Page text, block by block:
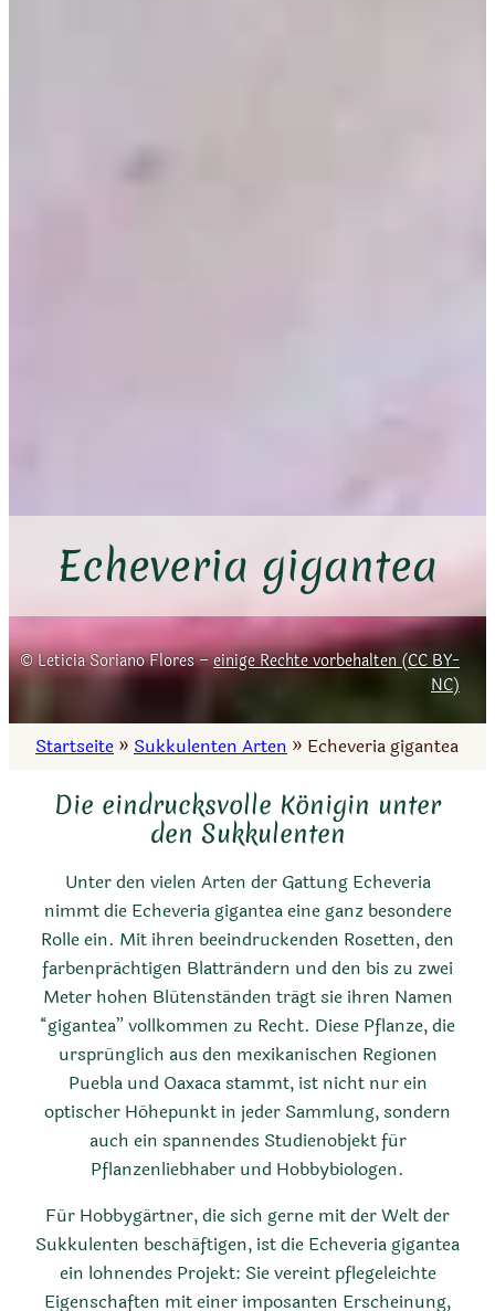
Echeveria gigantea
Leticia Soriano Flores –einige Rechte vorbehalten (CC BY-
NC)
Startseite » Sukkulenten Arten » Echeveria gigantea
Die eindrucksvolle Königin unter
den Sukkulenten
Unter den vielen Arten der Gattung Echeveria
nimmt die Echeveria gigantea eine ganz besondere
Rolle ein. Mit ihren beeindruckenden Rosetten, den
farbenprächtigen Blatträndern und den bis zu zwei
Meter hohen Blütenständen trägt sie ihren Namen
“gigantea” vollkommen zu Recht. Diese Pflanze, die
ursprünglich aus den mexikanischen Regionen
Puebla und Oaxaca stammt, ist nicht nur ein
optischer Höhepunkt in jeder Sammlung, sondern
auch ein spannendes Studienobjekt für
Pflanzenliebhaber und Hobbybiologen.
Für Hobbygärtner, die sich gerne mit der Welt der
Sukkulenten beschäftigen, ist die Echeveria gigantea
ein lohnendes Projekt: Sie vereint pflegeleichte
Eigenschaften mit einer imposanten Erscheinung,